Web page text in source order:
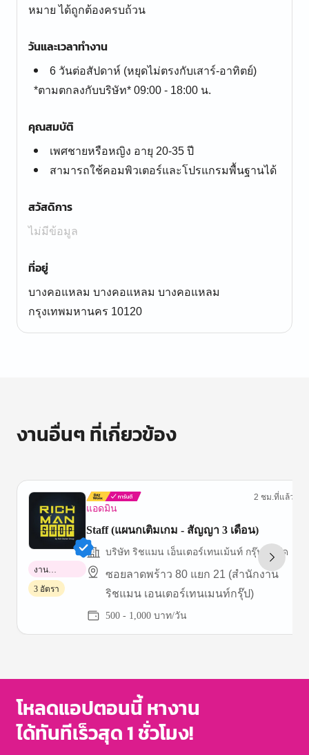
หมาย ได้ถูกต้องครบถ้วน
วันและเวลาทำงาน
6 วันต่อสัปดาห์ (หยุดไม่ตรงกับเสาร์-อาทิตย์)
*ตามตกลงกับบริษัท* 09:00 - 18:00 น.
คุณสมบัติ
เพศชายหรือหญิง อายุ 20-35 ปี
สามารถใช้คอมพิวเตอร์และโปรแกรมพื้นฐานได้
สวัสดิการ
ไม่มีข้อมูล
ที่อยู่
บางคอแหลม บางคอแหลม บางคอแหลม
กรุงเทพมหานคร 10120
งานอื่นๆ ที่เกี่ยวข้อง
แอดมิน
2 ชม.ที่แล้ว
Staff (แผนกเติมเกม - สัญญา 3 เดือน)
บริษัท ริชแมน เอ็นเตอร์เทนเม้นท์ กรุ๊ป จำกัด
ซอยลาดพร้าว 80 แยก 21 (สำนักงาน
ริชแมน เอนเตอร์เทนเมนท์กรุ๊ป)
500 - 1,000 บาท/วัน
งาน
พาร์ทไทม์
3 อัตรา
of
โหลดแอปตอนนี้ หางาน
ได้ทันทีเร็วสุด 1 ชั่วโมง!